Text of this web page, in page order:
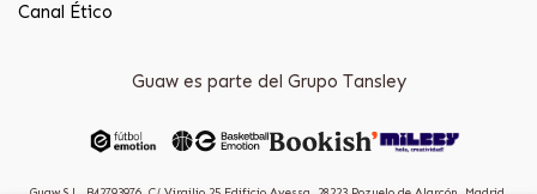
Canal Ético
Guaw es parte del Grupo Tansley